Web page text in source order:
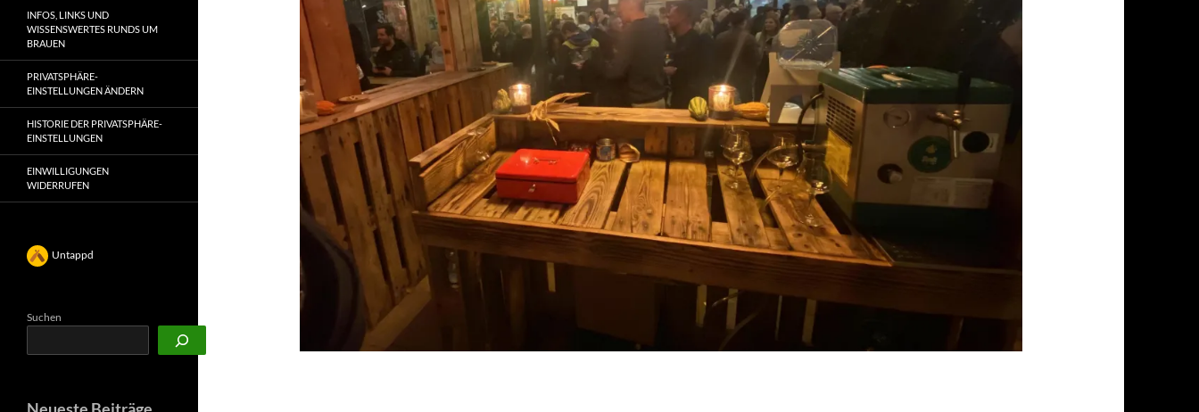
INFOS, LINKS UND
WISSENSWERTES RUNDS UM
BRAUEN
PRIVATSPHÄRE-
EINSTELLUNGEN ÄNDERN
HISTORIE DER PRIVATSPHÄRE-
EINSTELLUNGEN
EINWILLIGUNGEN
WIDERRUFEN
Untappd
Suchen